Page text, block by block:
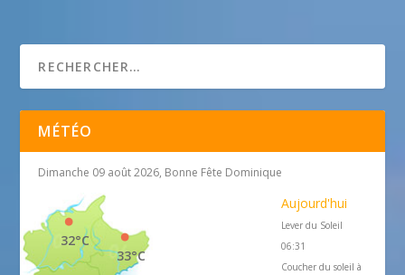
Studio Mely
MÉTÉO
Dimanche 09 août 2026, Bonne Fête Dominique
33°C
32°C
Aujourd'hui
Lever du Soleil
06:31
Coucher du soleil à